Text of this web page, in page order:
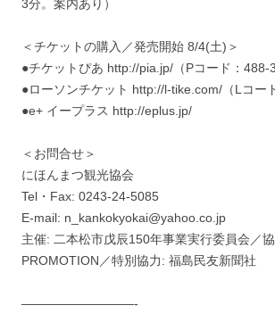
3分。案内あり）
＜チケットの購入／発売開始 8/4(土)＞
●チケットぴあ http://pia.jp/（Pコード：488-
●ローソンチケット http://l-tike.com/（Lコー
●e+ イープラス http://eplus.jp/
＜お問合せ＞
にほんまつ観光協会
Tel・Fax: 0243-24-5085
E-mail: n_kankokyokai@yahoo.co.jp
主催: 二本松市戊辰150年事業実行委員会／
PROMOTION／特別協力: 福島民友新聞社
—————————-